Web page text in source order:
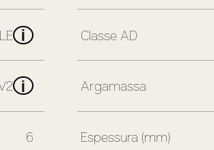
LE i Classe AD
i Argamassa
6 Espessura (mm)